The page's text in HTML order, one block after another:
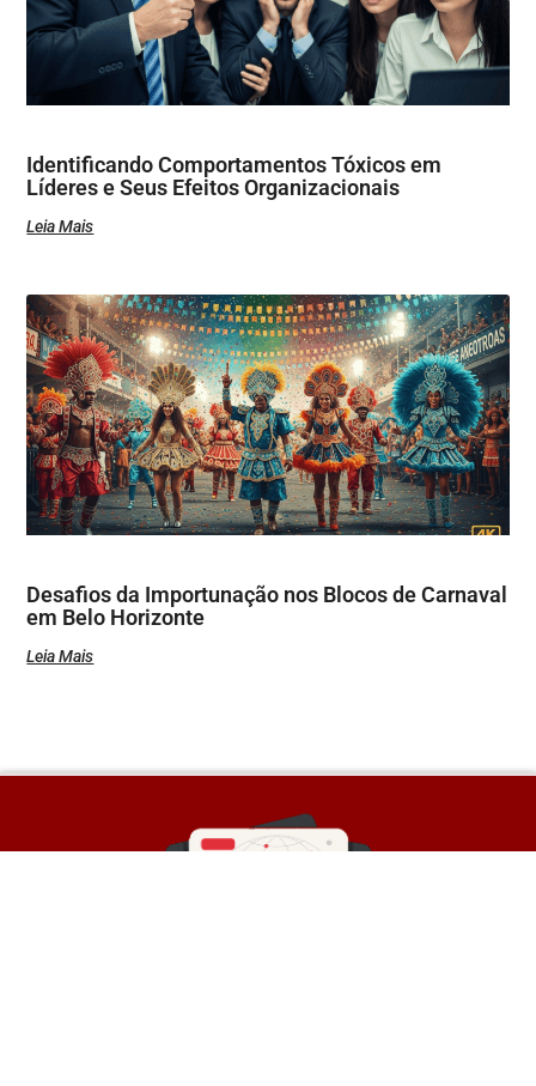
Identificando Comportamentos Tóxicos em
Líderes e Seus Efeitos Organizacionais
Leia Mais
Desafios da Importunação nos Blocos de Carnaval
em Belo Horizonte
Leia Mais